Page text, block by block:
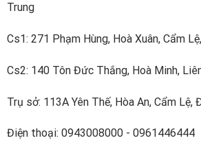
Trung
Cs1: 271 Phạm Hùng, Hoà Xuân, Cẩm
Cs2: 140 Tôn Đức Thắng, Hoà Minh,
Trụ sở: 113A Yên Thế, Hòa An, Cẩm Lệ,
Điện thoại: 0943008000 - 0961446444